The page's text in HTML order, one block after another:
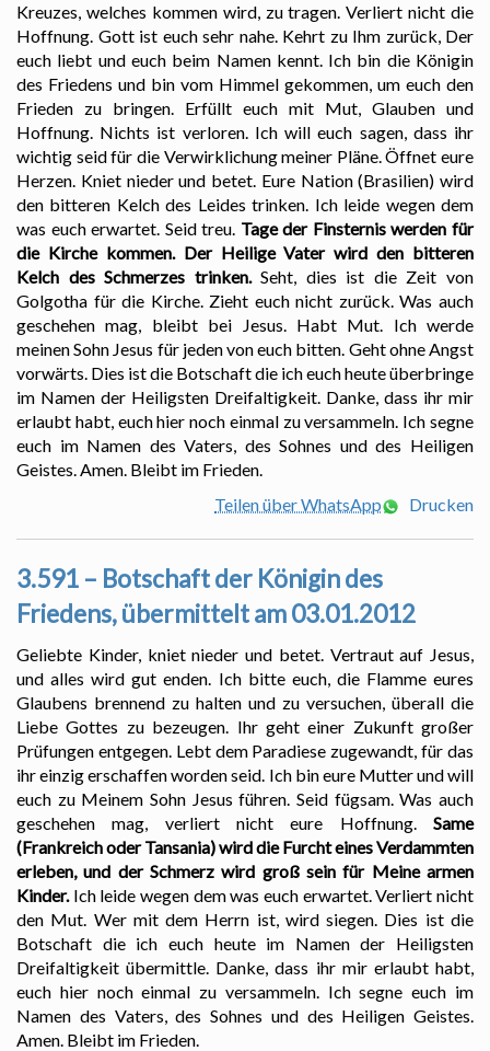
Kreuzes, welches kommen wird, zu tragen. Verliert nicht die
Hoffnung. Gott ist euch sehr nahe. Kehrt zu Ihm zurück, Der
euch liebt und euch beim Namen kennt. Ich bin die Königin
des Friedens und bin vom Himmel gekommen, um euch den
Frieden zu bringen. Erfüllt euch mit Mut, Glauben und
Hoffnung. Nichts ist verloren. Ich will euch sagen, dass ihr
wichtig seid für die Verwirklichung meiner Pläne. Öffnet eure
Herzen. Kniet nieder und betet. Eure Nation (Brasilien) wird
den bitteren Kelch des Leides trinken. Ich leide wegen dem
was euch erwartet. Seid treu. Tage der Finsternis werden für
die Kirche kommen. Der Heilige Vater wird den bitteren
Kelch des Schmerzes trinken.Seht, dies ist die Zeit von
Golgotha für die Kirche. Zieht euch nicht zurück. Was auch
geschehen mag, bleibt bei Jesus. Habt Mut. Ich werde
meinen Sohn Jesus für jeden von euch bitten. Geht ohne Angst
vorwärts. Dies ist die Botschaft die ich euch heute überbringe
im Namen der Heiligsten Dreifaltigkeit. Danke, dass ihr mir
erlaubt habt, euch hier noch einmal zu versammeln. Ich segne
euch im Namen des Vaters, des Sohnes und des Heiligen
Geistes. Amen. Bleibt im Frieden.
Teilen über WhatsApp
Drucken
3.591 – Botschaft der Königin des
Friedens, übermittelt am 03.01.2012
Geliebte Kinder, kniet nieder und betet. Vertraut auf Jesus,
und alles wird gut enden. Ich bitte euch, die Flamme eures
Glaubens brennend zu halten und zu versuchen, überall die
Liebe Gottes zu bezeugen. Ihr geht einer Zukunft großer
Prüfungen entgegen. Lebt dem Paradiese zugewandt, für das
ihr einzig erschaffen worden seid. Ich bin eure Mutter und will
euch zu Meinem Sohn Jesus führen. Seid fügsam. Was auch
geschehen mag, verliert nicht eure Hoffnung. Same
(Frankreich oder Tansania) wird die Furcht eines Verdammten
erleben, und der Schmerz wird groß sein für Meine armen
Kinder.Ich leide wegen dem was euch erwartet. Verliert nicht
den Mut. Wer mit dem Herrn ist, wird siegen. Dies ist die
Botschaft die ich euch heute im Namen der Heiligsten
Dreifaltigkeit übermittle. Danke, dass ihr mir erlaubt habt,
euch hier noch einmal zu versammeln. Ich segne euch im
Namen des Vaters, des Sohnes und des Heiligen Geistes.
Amen. Bleibt im Frieden.